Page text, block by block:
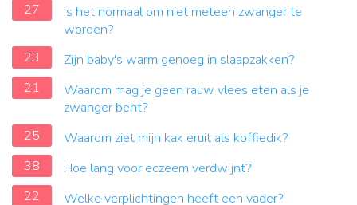
27
Is het normaal om niet meteen zwanger te
worden?
23
Zijn baby's warm genoeg in slaapzakken?
21
Waarom mag je geen rauw vlees eten als je
zwanger bent?
25
Waarom ziet mijn kak eruit als koffiedik?
38
Hoe lang voor eczeem verdwijnt?
22
Welke verplichtingen heeft een vader?